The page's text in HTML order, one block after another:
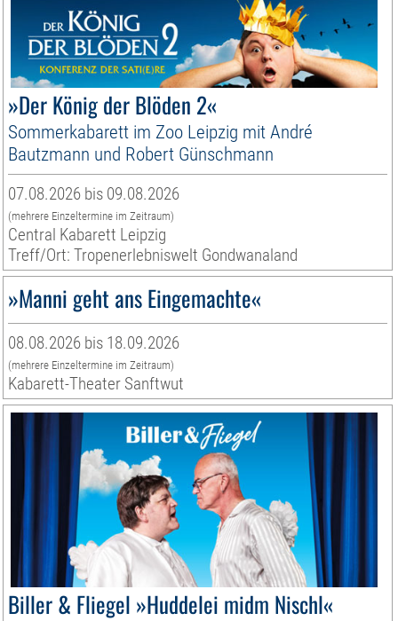
»Der König der Blöden 2«
Sommerkabarett im Zoo Leipzig mit André
Bautzmann und Robert Günschmann
07.08.2026 bis 09.08.2026
(mehrere Einzeltermine im Zeitraum)
Central Kabarett Leipzig
Treff/Ort: Tropenerlebniswelt Gondwanaland
»Manni geht ans Eingemachte«
08.08.2026 bis 18.09.2026
(mehrere Einzeltermine im Zeitraum)
Kabarett-Theater Sanftwut
Biller & Fliegel »Huddelei midm Nischl«